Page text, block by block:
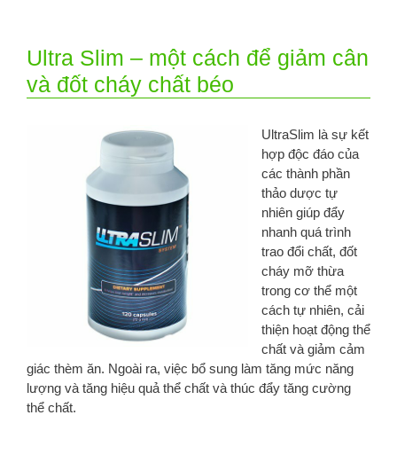
Ultra Slim – một cách để giảm cân
và đốt cháy chất béo
UltraSlim là sự kết
hợp độc đáo của
các thành phần
thảo dược tự
nhiên giúp đẩy
nhanh quá trình
trao đổi chất, đốt
cháy mỡ thừa
trong cơ thể một
cách tự nhiên, cải
thiện hoạt động thể
chất và giảm cảm
giác thèm ăn. Ngoài ra, việc bổ sung làm tăng mức năng
lượng và tăng hiệu quả thể chất và thúc đẩy tăng cường
thể chất.